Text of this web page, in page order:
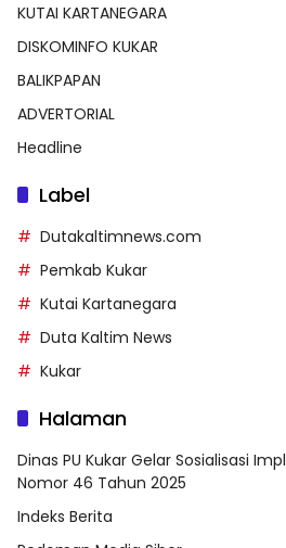
KUTAI KARTANEGARA
DISKOMINFO KUKAR
BALIKPAPAN
ADVERTORIAL
Headline
Label
Dutakaltimnews.com
Pemkab Kukar
Kutai Kartanegara
Duta Kaltim News
Kukar
Halaman
Dinas PU Kukar Gelar Sosialisasi
Nomor 46 Tahun 2025
Indeks Berita